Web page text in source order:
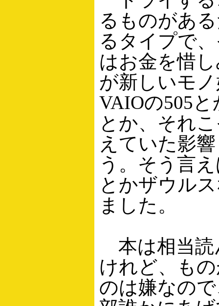
るものがあ
るタイプで
はお金を惜
が新しいモ
VAIOの505
とか、それ
えていた影
う。そう言
とかザウル
ました。
本は相当読
けれど、も
のは嫌なの